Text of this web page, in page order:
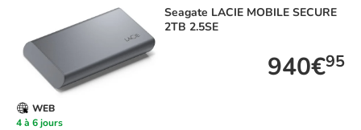
Seagate LACIE MOBILE SECURE
2TB 2.5SE
940€95
WEB
4 à 6 jours